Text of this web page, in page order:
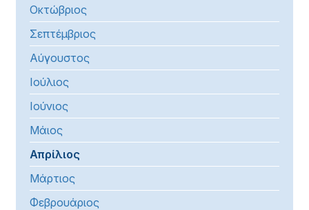
Οκτώβριος
Σεπτέμβριος
Αύγουστος
Ιούλιος
Ιούνιος
Μάιος
Απρίλιος
Μάρτιος
Φεβρουάριος